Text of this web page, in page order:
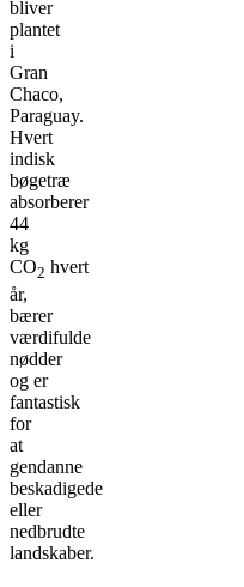
bliver
plantet
i
Gran
Chaco,
Paraguay.
Hvert
indisk
bøgetræ
absorberer
44
kg
CO2 hvert
år,
bærer
værdifulde
nødder
og er
fantastisk
for
at
gendanne
beskadigede
eller
nedbrudte
landskaber.